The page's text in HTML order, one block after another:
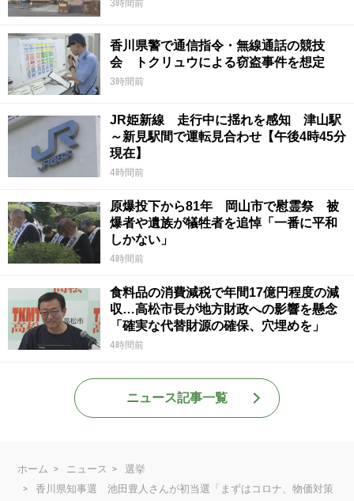
3時間前
香川県警で通信指令・無線通話の競技
会 トクリュウによる窃盗事件を想定
3時間前
JR姫新線 走行中に揺れを感知 津山駅
～新見駅間で運転見合わせ【午後4時45分
現在】
4時間前
原爆投下から81年 岡山市で慰霊祭 被
爆者や遺族が犠牲者を追悼「一番に平和
しかない」
4時間前
食料品の消費減税で年間17億円程度の減
収…高松市長が地方財政への影響を懸念
「確実な代替財源の確保、穴埋めを」
4時間前
ニュース記事一覧
ホーム ニュース
選挙
香川県知事選 池田豊人さんが初当選「まずはコロナ、物価対策